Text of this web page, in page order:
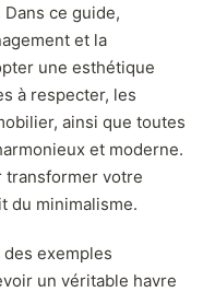
ce guide,
et la
une esthétique
à respecter, les
ainsi que toutes
et moderne.
transformer votre
du minimalisme.
exemples
un véritable havre